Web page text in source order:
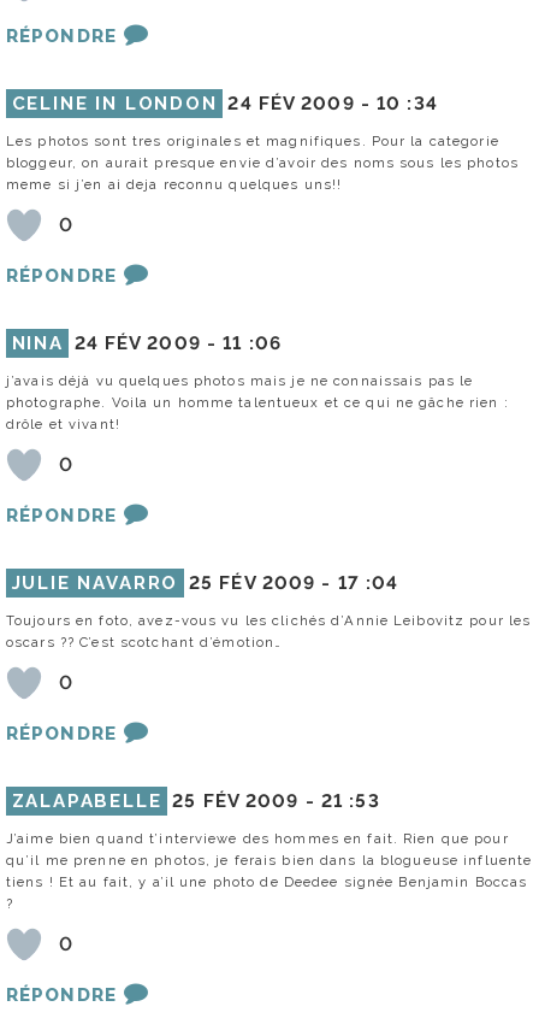
RÉPONDRE
CELINE IN LONDON 24 FÉV 2009 -10 :34
Les photos sont tres originales et magnifiques. Pour la categorie
bloggeur, on aurait presque envie d’avoir des noms sous les photos
meme si j’en ai deja reconnu quelques uns!!
0
RÉPONDRE
NINA 24 FÉV 2009 -11 :06
j’avais déjà vu quelques photos mais je ne connaissais pas le
photographe. Voila un homme talentueux et ce qui ne gâche rien :
drôle et vivant!
0
RÉPONDRE
JULIE NAVARRO 25 FÉV 2009 - 17 :04
Toujours en foto, avez-vous vu les clichés d’Annie Leibovitz pour les
oscars ?? C’est scotchant d’émotion…
0
RÉPONDRE
ZALAPABELLE 25 FÉV 2009 - 21 :53
J’aime bien quand t’interviewe des hommes en fait. Rien que pour
qu’il me prenne en photos, je ferais bien dans la blogueuse influente
tiens ! Et au fait, y a’il une photo de Deedee signée Benjamin Boccas
?
0
RÉPONDRE